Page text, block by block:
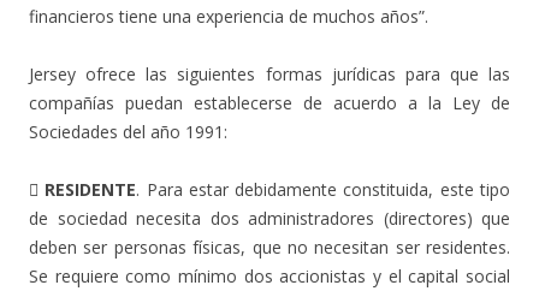
financieros tiene una experiencia de muchos años”.
Jersey ofrece las siguientes formas jurídicas para que las
compañías puedan establecerse de acuerdo a la Ley de
Sociedades del año 1991:
 RESIDENTE. Para estar debidamente constituida, este tipo
de sociedad necesita dos administradores (directores) que
deben ser personas físicas, que no necesitan ser residentes.
Se requiere como mínimo dos accionistas y el capital social